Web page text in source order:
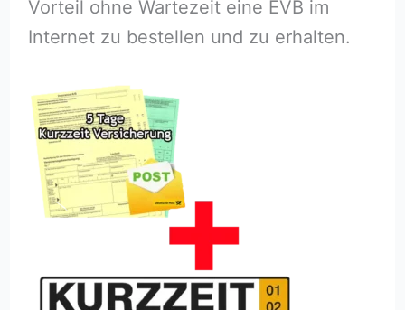
Vorteil ohne Wartezeit eine EVB im
Internet zu bestellen und zu erhalten.